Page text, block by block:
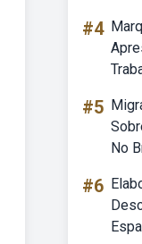
#4
#5
No
#6